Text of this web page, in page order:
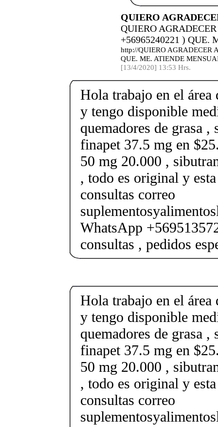
QUIERO
QUIERO
+56965240221 ) QUE.
http://QUIERO AGRADECER
QUE. ME. ATIENDE
[13/4/2020] 13:53 Hrs.
Hola trabajo en el
y tengo disponible
quemadores de grasa
finapet 37.5 mg en
50 mg 20.000 ,
, todo es original y
consultas correo
WhatsApp
consultas , pedidos
Hola trabajo en el
y tengo disponible
quemadores de grasa
finapet 37.5 mg en
50 mg 20.000 ,
, todo es original y
consultas correo